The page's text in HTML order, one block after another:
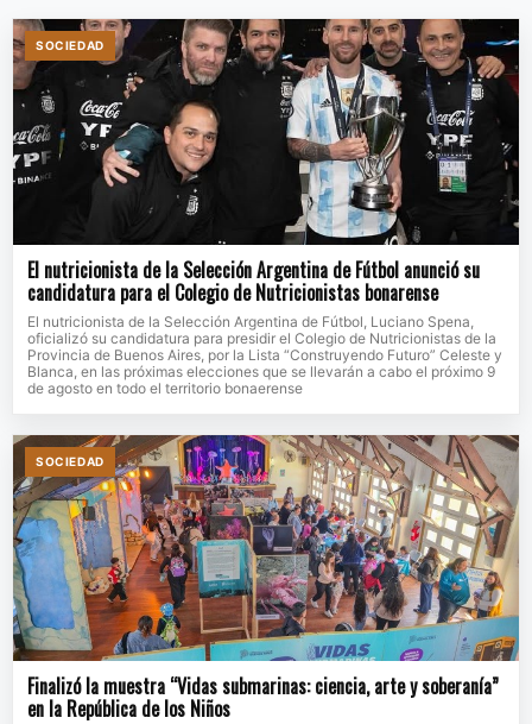
SOCIEDAD
El nutricionista de la Selección Argentina de Fútbol anunció su
candidatura para el Colegio de Nutricionistas bonarense
El nutricionista de la Selección Argentina de Fútbol, Luciano Spena,
oficializó su candidatura para presidir el Colegio de Nutricionistas de la
Provincia de Buenos Aires, por la Lista “Construyendo Futuro” Celeste y
Blanca, en las próximas elecciones que se llevarán a cabo el próximo 9
de agosto en todo el territorio bonaerense
SOCIEDAD
Finalizó la muestra “Vidas submarinas: ciencia, arte y soberanía”
en la República de los Niños